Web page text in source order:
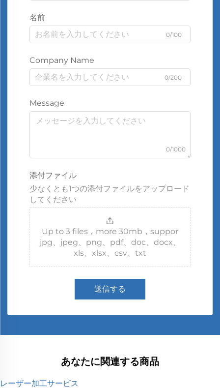
名前
0/100
Company Name
0/200
Message
0/1000
添付ファイル
少なくとも1つの添付ファイルをアップロード
してください
Up to 3 files，more 30mb，suppor
jpg、jpeg、png、pdf、doc、docx、
xls、xlsx、csv、txt
送信する
あなたに関連する商品
レーザー加工サービス